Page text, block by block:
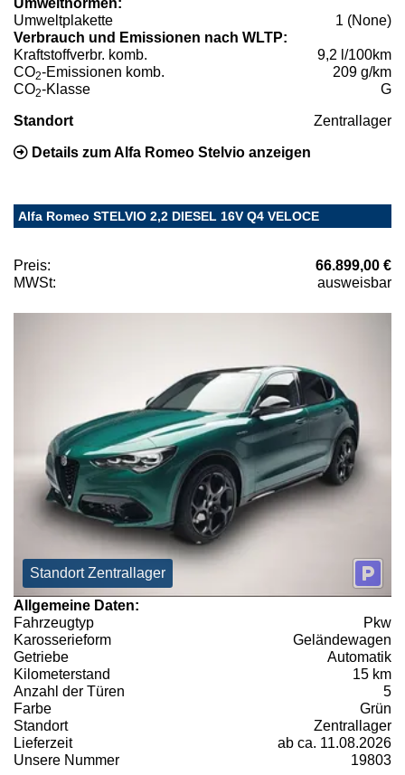
Umweltnormen:
Umweltplakette
1 (None)
Verbrauch und Emissionen nach WLTP:
Kraftstoffverbr. komb.
9,2 l/100km
CO2-Emissionen komb.
209 g/km
CO2-Klasse G
Standort Zentrallager
Details zum Alfa Romeo Stelvio anzeigen
Alfa Romeo STELVIO 2,2 DIESEL 16V Q4 VELOCE
Preis:
66.899,00 €
MWSt:
ausweisbar
Standort Zentrallager
Allgemeine Daten:
Fahrzeugtyp
Pkw
Karosserieform
Geländewagen
Getriebe
Automatik
Kilometerstand
15 km
Anzahl der Türen
5
Farbe
Grün
Standort
Zentrallager
Lieferzeit
ab ca. 11.08.2026
Unsere Nummer
19803